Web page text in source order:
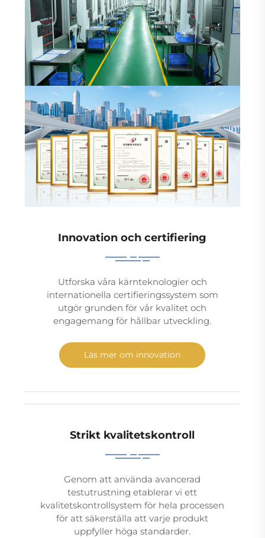
Innovation och certifiering
Utforska våra kärnteknologier och
internationella certifieringssystem som
utgör grunden för vår kvalitet och
engagemang för hållbar utveckling.
Läs mer om innovation
Strikt kvalitetskontroll
Genom att använda avancerad
testutrustning etablerar vi ett
kvalitetskontrollsystem för hela processen
för att säkerställa att varje produkt
uppfyller höga standarder.